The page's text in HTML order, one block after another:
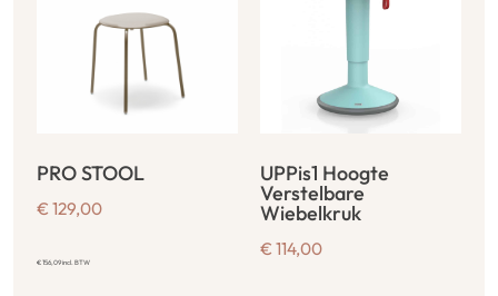
PRO STOOL
€ 129,00
€156,09incl. BTW
UPPis1 Hoogte
Verstelbare
Wiebelkruk
€ 114,00